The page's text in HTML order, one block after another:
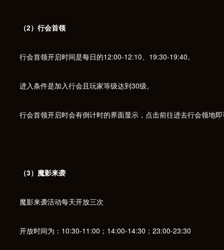
（2）行会首领
行会首领开启时间是每日的12:00-12:10、19:30-19:40。
进入条件是加入行会且玩家等级达到30级。
行会首领开启时会有倒计时的界面显示，点击前往进去行会领地
（3）魔影来袭
魔影来袭活动每天开放三次
开放时间为：10:30-11:00；14:00-14:30；23:00-23:30